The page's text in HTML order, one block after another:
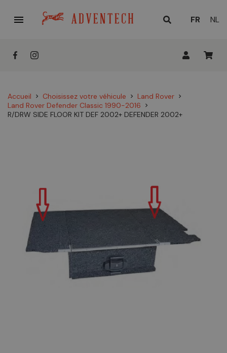

LANGUE
FR NL
Accueil chevron_right Choisissez votre véhicule chevron_right Land Rover chevron_right
Land Rover Defender Classic 1990-2016 chevron_right
R/DRW SIDE FLOOR KIT DEF 2002+ DEFENDER 2002+